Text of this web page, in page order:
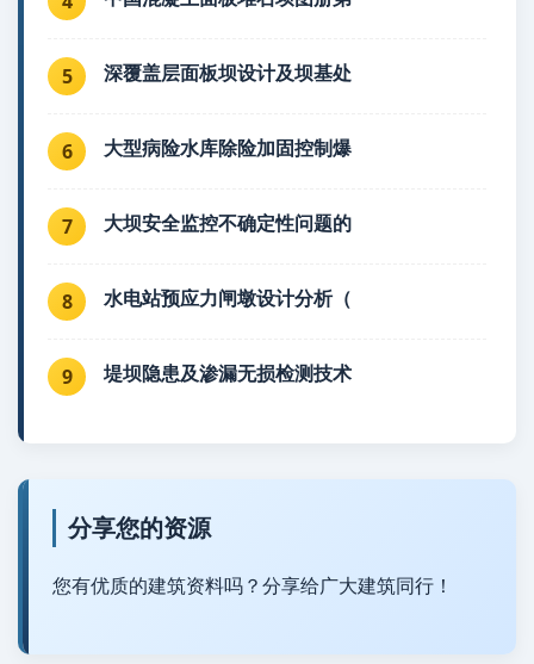
5 深覆盖层面板坝设计及坝基处
6 大型病险水库除险加固控制爆
7 大坝安全监控不确定性问题的
8 水电站预应力闸墩设计分析（
9 堤坝隐患及渗漏无损检测技术
分享您的资源
您有优质的建筑资料吗？分享给广大建筑同行！